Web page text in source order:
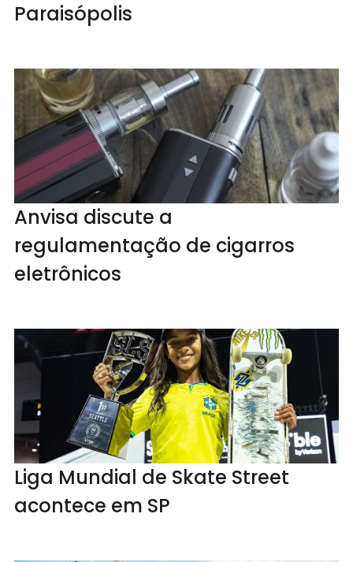
Paraisópolis
Anvisa discute a
regulamentação de cigarros
eletrônicos
Liga Mundial de Skate Street
acontece em SP